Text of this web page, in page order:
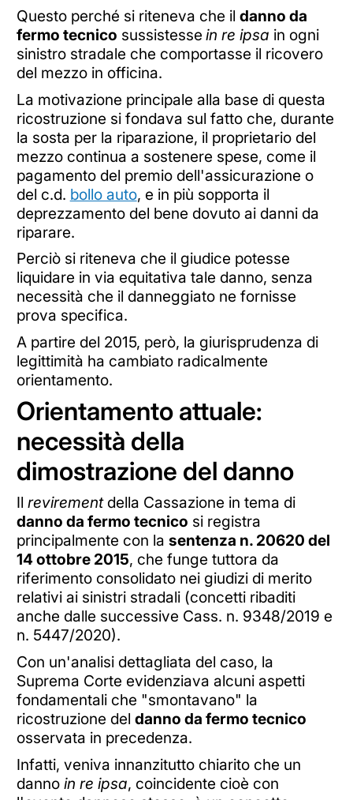
Questo perché si riteneva che il danno da
fermo tecnico sussistesse in re ipsa in ogni
sinistro stradale che comportasse il ricovero
del mezzo in officina.
La motivazione principale alla base di questa
ricostruzione si fondava sul fatto che, durante
la sosta per la riparazione, il proprietario del
mezzo continua a sostenere spese, come il
pagamento del premio dell'assicurazione o
del c.d. bollo auto, e in più sopporta il
deprezzamento del bene dovuto ai danni da
riparare.
Perciò si riteneva che il giudice potesse
liquidare in via equitativa tale danno, senza
necessità che il danneggiato ne fornisse
prova specifica.
A partire del 2015, però, la giurisprudenza di
legittimità ha cambiato radicalmente
orientamento.
Orientamento attuale:
necessità della
dimostrazione del danno
Il revirementdella Cassazione in tema di
danno da fermo tecnico si registra
principalmente con la sentenza n. 20620 del
14 ottobre 2015, che funge tuttora da
riferimento consolidato nei giudizi di merito
relativi ai sinistri stradali (concetti ribaditi
anche dalle successive Cass. n. 9348/2019 e
n. 5447/2020).
Con un'analisi dettagliata del caso, la
Suprema Corte evidenziava alcuni aspetti
fondamentali che "smontavano" la
ricostruzione del danno da fermo tecnico
osservata in precedenza.
Infatti, veniva innanzitutto chiarito che un
danno in re ipsa, coincidente cioè con